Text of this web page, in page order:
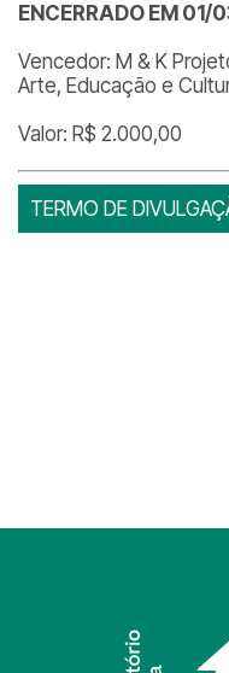
ENCERRADO EM
Vencedor: M & K
Arte, Educação e
Valor: R$ 2.000,00
TERMO DE